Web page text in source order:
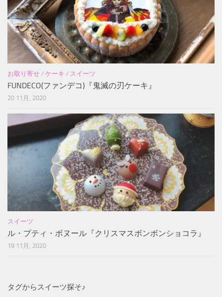
お取り寄せ / ケーキ / スイーツ
FUNDECO(ファンデコ)『鬼滅の刃ケーキ』
20 11月, 2020
スイーツ
ル・プティ・ボヌール『クリスマスボンボンショコラ』
19 11月, 2020
タグからスイーツ探そ♪